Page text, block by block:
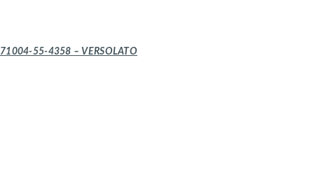
71004-55-4358 – VERSOLATO